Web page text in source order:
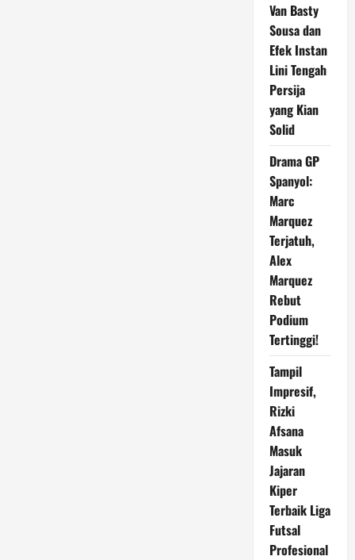
Van Basty
Sousa dan
Efek Instan
Lini Tengah
Persija
yang Kian
Solid
Drama GP
Spanyol:
Marc
Marquez
Terjatuh,
Alex
Marquez
Rebut
Podium
Tertinggi!
Tampil
Impresif,
Rizki
Afsana
Masuk
Jajaran
Kiper
Terbaik Liga
Futsal
Profesional